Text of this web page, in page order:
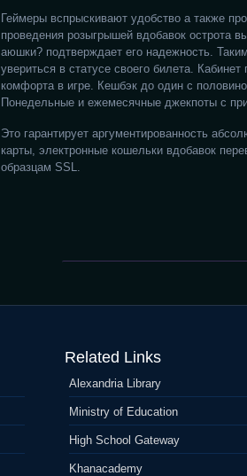
Геймеры вспрыскивают удобство а также
проведения розыгрышей вдобавок острота
аюшки? подтверждает его надежность.
увериться в статусе своего билета.
комфорта в игре. Кешбэк до один с
Понедельные и ежемесячные джекпоты с
Это гарантирует аргументированность
карты, электронные кошельки вдобавок
образцам SSL.
Fortunate
Extra
Quick
Wins
in
the
Lucky
Jet
Related Links
Alexandria Library
Ministry of Education
High School Gateway
Khanacademy